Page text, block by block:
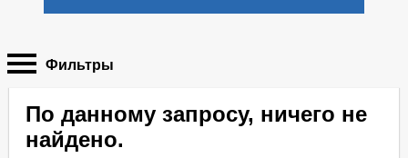
Фильтры
По данному запросу, ничего не
найдено.